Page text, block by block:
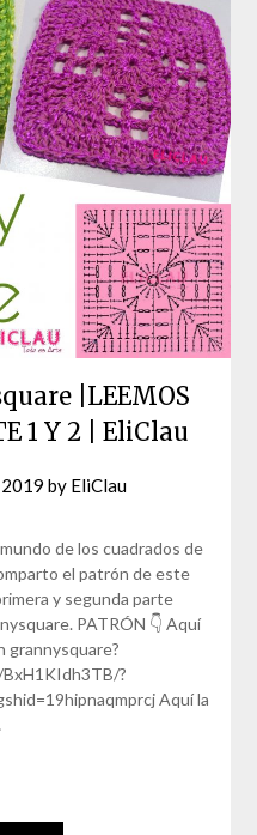
|LEEMOS
1 Y 2 | EliClau
by EliClau
de los cuadrados de
el patrón de este
y segunda parte
PATRÓN 👇 Aquí
grannysquare?
?
Aquí la